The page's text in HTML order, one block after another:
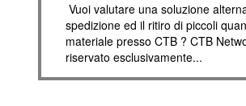
Vuoi valutare una soluzione
spedizione ed il ritiro di piccoli
materiale presso CTB ? CTB
riservato esclusivamente...